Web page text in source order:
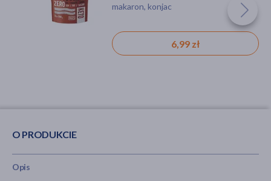
makaron, konjac
6,99 zł
makaron
7,99 zł
O PRODUKCIE
Opis